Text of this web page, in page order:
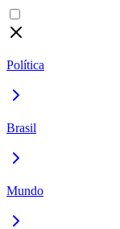
Política
Brasil
Mundo